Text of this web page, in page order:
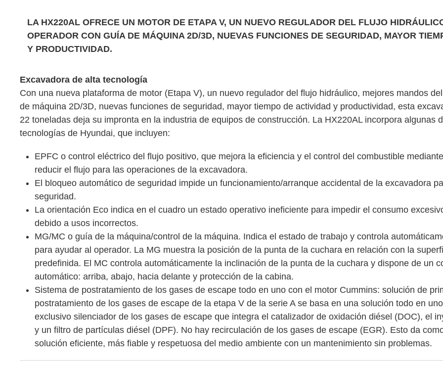
LA HX220AL OFRECE UN MOTOR DE ETAPA V, UN NUEVO REGULADOR DEL FLUJO
OPERADOR CON GUÍA DE MÁQUINA 2D/3D, NUEVAS FUNCIONES DE SEGURIDAD, MAYOR
Y PRODUCTIVIDAD.
Excavadora de alta tecnología
Con una nueva plataforma de motor (Etapa V), un nuevo regulador del flujo hidráulico, mejores mandos
de máquina 2D/3D, nuevas funciones de seguridad, mayor tiempo de actividad y productividad, esta
22 toneladas deja su impronta en la industria de equipos de construcción. La HX220AL incorpora algunas
tecnologías de Hyundai, que incluyen:
EPFC o control eléctrico del flujo positivo, que mejora la eficiencia y el control del combustible
reducir el flujo para las operaciones de la excavadora.
El bloqueo automático de seguridad impide un funcionamiento/arranque accidental de la excavadora
seguridad.
La orientación Eco indica en el cuadro un estado operativo ineficiente para impedir el consumo
debido a usos incorrectos.
MG/MC o guía de la máquina/control de la máquina. Indica el estado de trabajo y controla
para ayudar al operador. La MG muestra la posición de la punta de la cuchara en relación con la
predefinida. El MC controla automáticamente la inclinación de la punta de la cuchara y dispone de un
automático: arriba, abajo, hacia delante y protección de la cabina.
Sistema de postratamiento de los gases de escape todo en uno con el motor Cummins: solución de
postratamiento de los gases de escape de la etapa V de la serie A se basa en una solución todo en
exclusivo silenciador de los gases de escape que integra el catalizador de oxidación diésel (DOC), el
y un filtro de partículas diésel (DPF). No hay recirculación de los gases de escape (EGR). Esto da
solución eficiente, más fiable y respetuosa del medio ambiente con un mantenimiento sin problemas.